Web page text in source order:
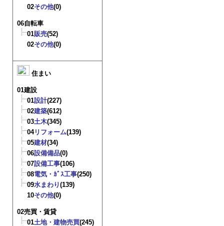
02その他(0)
06自転車
01販売(52)
02その他(0)
住まい
01建設
01設計(227)
02建築(612)
03土木(345)
04リフォーム(139)
05建材(34)
06設備備品(0)
07設備工事(106)
08電気・ｶﾞｽ工事(250)
09水まわり(139)
10その他(0)
02売買・賃貸
01土地・建物売買(245)